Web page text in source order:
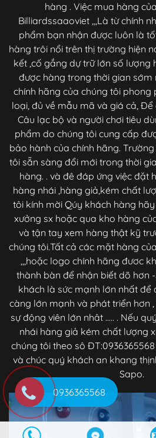
hàng . Việc mua hàng
Billiardssaaoviet ,,,Là từ chính
phẩm bạn nhận được luôn là
hàng trôi nổi trên thị trường hiện
kết ,cố gắng dự trữ lớn số lượng
được hàng trong thời gian sớm
chính hãng của chúng tôi phong
loại, đủ về mẫu mã và giá cả,
Câu lạc bộ và người chơi tiêu
phẩm do chúng tôi cung cấp
bảo hành của chính hãng.
tôi sẵn sàng đổi mới trong thời
hàng. . và đê đáp ứng việc đặt
hàng nhái ,hàng giả,kém chất
tôi kính mời Qúy khách hàng
xưởng sx hoặc qua kho hàng
và tận tay xem hàng thật kỹ
chúng tôi.Tất cả các mặt hàng
,,,hoặc logo chính hãng đươc
thành bàn để nhận biết dõ hơn
khách là sức mạnh lớn nhất để
càng lớn mạnh và phát triển hơn
sự động viên lớn nhât ..... . Nếu
nhái hàng giả kém chất lượng
chúng tôi theo sô
và chúc quý khách an khang
Sapo.
0936365568